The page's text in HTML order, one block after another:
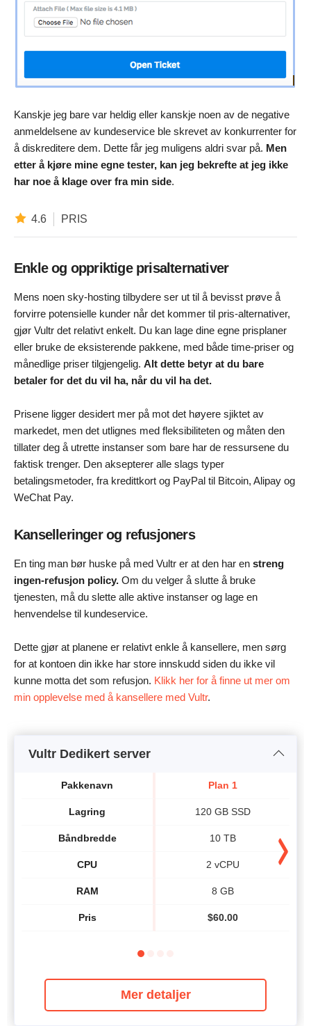
Kanskje jeg bare var heldig eller kanskje noen av de negative
anmeldelsene av kundeservice ble skrevet av konkurrenter for
å diskreditere dem. Dette får jeg muligens aldri svar på. Men
etter å kjøre mine egne tester, kan jeg bekrefte at jeg ikke
har noe å klage over fra min side.
4.6 PRIS
Enkle og oppriktige prisalternativer
Mens noen sky-hosting tilbydere ser ut til å bevisst prøve å
forvirre potensielle kunder når det kommer til pris-alternativer,
gjør Vultr det relativt enkelt. Du kan lage dine egne prisplaner
eller bruke de eksisterende pakkene, med både time-priser og
månedlige priser tilgjengelig. Alt dette betyr at du bare
betaler for det du vil ha, når du vil ha det.
Prisene ligger desidert mer på mot det høyere sjiktet av
markedet, men det utlignes med fleksibiliteten og måten den
tillater deg å utrette instanser som bare har de ressursene du
faktisk trenger. Den aksepterer alle slags typer
betalingsmetoder, fra kredittkort og PayPal til Bitcoin, Alipay og
WeChat Pay.
Kanselleringer og refusjoners
En ting man bør huske på med Vultr er at den har en streng
ingen-refusjon policy. Om du velger å slutte å bruke
tjenesten, må du slette alle aktive instanser og lage en
henvendelse til kundeservice.
Dette gjør at planene er relativt enkle å kansellere, men sørg
for at kontoen din ikke har store innskudd siden du ikke vil
kunne motta det som refusjon. Klikk her for å finne ut mer om
min opplevelse med å kansellere med Vultr.
Vultr Dedikert server
Pakkenavn
Lagring
Båndbredde
CPU
RAM
Pris
Plan 1
120 GB SSD
10 TB
2 vCPU
8 GB
$60.00
Mer detaljer